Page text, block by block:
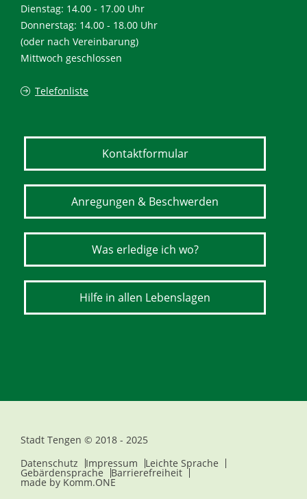
Dienstag: 14.00 - 17.00 Uhr
Donnerstag: 14.00 - 18.00 Uhr
(oder nach Vereinbarung)
Mittwoch geschlossen
Telefonliste
Kontaktformular
Anregungen & Beschwerden
Was erledige ich wo?
Hilfe in allen Lebenslagen
Stadt Tengen © 2018 - 2025
Datenschutz
Impressum Leichte Sprache
Gebärdensprache Barrierefreiheit
made by Komm.ONE